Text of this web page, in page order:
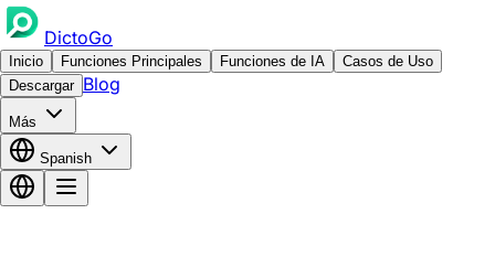
DictoGo
Inicio Funciones Principales Funciones de IA
Casos de Uso
Descargar Blog
Más
Spanish